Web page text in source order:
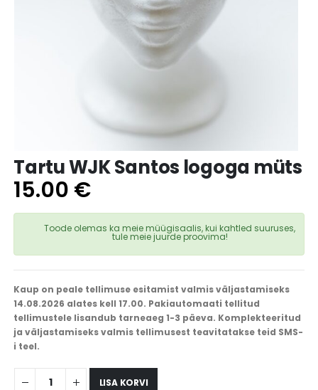
Tartu WJK Santos logoga müts
15.00 €
Toode olemas ka meie müügisaalis, kui kahtled suuruses,
tule meie juurde proovima!
Kaup on peale tellimuse esitamist valmis väljastamiseks
14.08.2026 alates kell 17.00. Pakiautomaati tellitud
tellimustele lisandub tarneaeg 1-3 päeva. Komplekteeritud
ja väljastamiseks valmis tellimusest teavitatakse teid SMS-
i teel.
LISA KORVI